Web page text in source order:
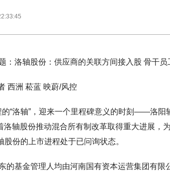
题：洛轴股份：供应商的关联方间接入股 骨干员
西洲 菘蓝 映蔚/风控
“洛轴”，迎来一个里程碑意义的时刻——洛阳
洛轴股份推动混合所有制改革取得重大进展，
份的上市进程处于已问询状态。
的基金管理人均由河南国有资本运营集团有限